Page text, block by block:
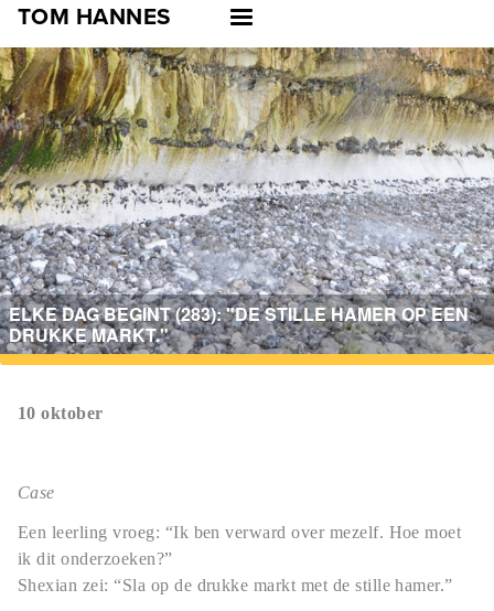
Skip
main
navigation
TOM HANNES
ELKE DAG BEGINT (283): "DE STILLE HAMER OP EEN
DRUKKE MARKT."
10 oktober
Case
Een leerling vroeg: “Ik ben verward over mezelf. Hoe moet
ik dit onderzoeken?”
Shexian zei: “Sla op de drukke markt met de stille hamer.”